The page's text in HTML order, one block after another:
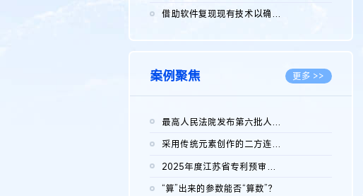
借助软件复现现有技术以确认相关参数特征是否被公开
案例聚焦 更多 >>
最高人民法院发布第六批人民法院种业知识产权司法保护典型案例 含...
采用传统元素创作的二方连续装饰图案作品的独创性及侵权对比认定
2025年度江苏省专利预审典型案例
“算”出来的参数能否“算数”？